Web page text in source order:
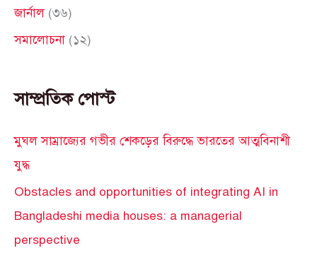
জার্নাল (৩৬)
সমালোচনা (১২)
সাম্প্রতিক পোস্ট
মুঘল সাম্রাজ্যের গভীর শেকড়ের বিরুদ্ধে ভারতের আত্মবিনাশী
যুদ্ধ
Obstacles and opportunities of integrating AI in
Bangladeshi media houses: a managerial
perspective